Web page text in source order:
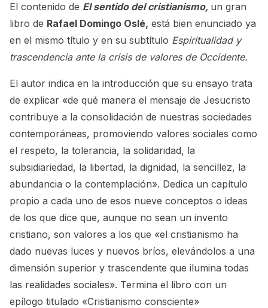
El contenido de El sentido del cristianismo, un gran
libro de Rafael Domingo Oslé, está bien enunciado ya
en el mismo título y en su subtítulo Espiritualidad y
trascendencia ante la crisis de valores de Occidente.
El autor indica en la introducción que su ensayo trata
de explicar «de qué manera el mensaje de Jesucristo
contribuye a la consolidación de nuestras sociedades
contemporáneas, promoviendo valores sociales como
el respeto, la tolerancia, la solidaridad, la
subsidiariedad, la libertad, la dignidad, la sencillez, la
abundancia o la contemplación». Dedica un capítulo
propio a cada uno de esos nueve conceptos o ideas
de los que dice que, aunque no sean un invento
cristiano, son valores a los que «el cristianismo ha
dado nuevas luces y nuevos bríos, elevándolos a una
dimensión superior y trascendente que ilumina todas
las realidades sociales». Termina el libro con un
epílogo titulado «Cristianismo consciente»